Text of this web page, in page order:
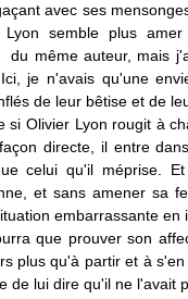
avec ses
semble plus
du même auteur, mais
je n'avais qu'une
de leur bêtise et de
si Olivier Lyon rougit à
directe, il entre
celui qu'il méprise.
et sans amener sa
embarrassante en
que prouver son
plus qu'à partir et à
de lui dire qu'il ne l'avait